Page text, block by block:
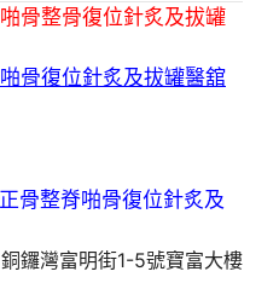
骨整骨復位針炙及拔罐
骨復位針炙及拔罐醫舘
鑼灣富明街1-5號寶富大樓